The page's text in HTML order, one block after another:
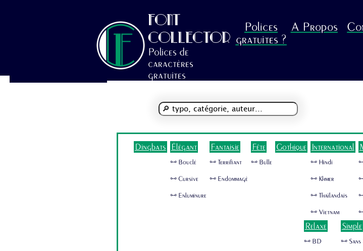
FONT
COLLECTOR
Polices de
caractères
gratuites
Polices
gratuites ?
A Propos
Dingbats Élégant
🜺 Bouclé
🜺 Cursive
🜺 Enluminure
Fantaisie
🜺 Terrifiant
🜺 Endommagé
Fête
🜺 Bulle
Gothique International
🜺 Hindi
🜺 Khmer
🜺 Thaïlandais
🜺 Vietnam
Relaxe
🜺 BD
Simple
🜺 Sans